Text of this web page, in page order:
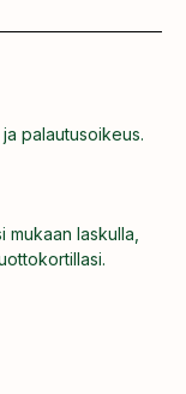
palautusoikeus.
laskulla,